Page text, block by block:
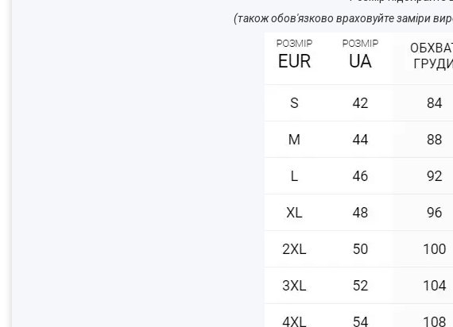
(також обов'язково враховуйте заміри